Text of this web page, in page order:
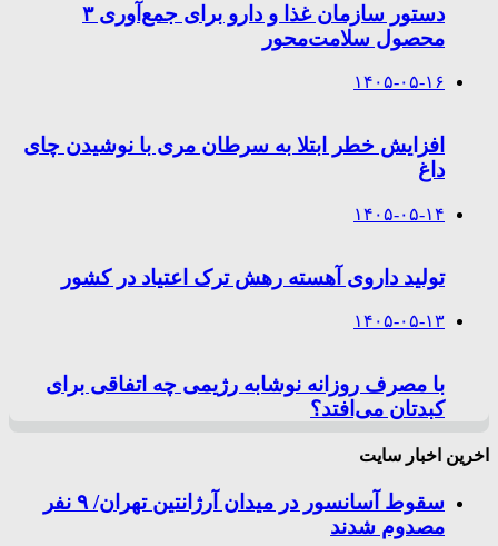
دستور سازمان غذا و دارو برای جمع‌آوری ۳
محصول سلامت‌محور
۱۴۰۵-۰۵-۱۶
افزایش خطر ابتلا به سرطان مری با نوشیدن چای
داغ
۱۴۰۵-۰۵-۱۴
تولید داروی آهسته رهش ترک اعتیاد در کشور
۱۴۰۵-۰۵-۱۳
با مصرف روزانه نوشابه رژیمی چه اتفاقی برای
کبدتان می‌افتد؟
اخرین اخبار سایت
سقوط آسانسور در میدان آرژانتین تهران/ ۹ نفر
مصدوم شدند